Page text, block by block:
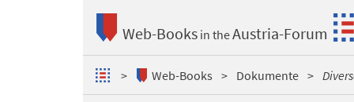
Web-Books in theAustria-Forum
Web-Books Dokumente